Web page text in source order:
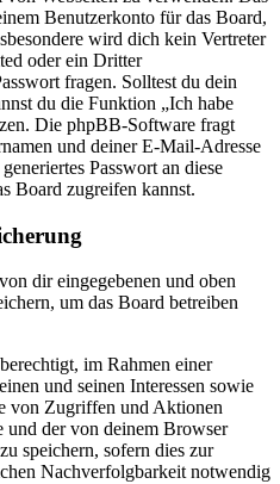
Benutzerkonto für das Board,
wird dich kein Vertreter
oder ein Dritter
fragen. Solltest du dein
du die Funktion „Ich habe
Die phpBB-Software fragt
und deiner E-Mail-Adresse
Passwort an diese
Board zugreifen kannst.
dir eingegebenen und oben
um das Board betreiben
im Rahmen einer
und seinen Interessen sowie
von Zugriffen und Aktionen
und der von deinem Browser
speichern, sofern dies zur
Nachverfolgbarkeit notwendig